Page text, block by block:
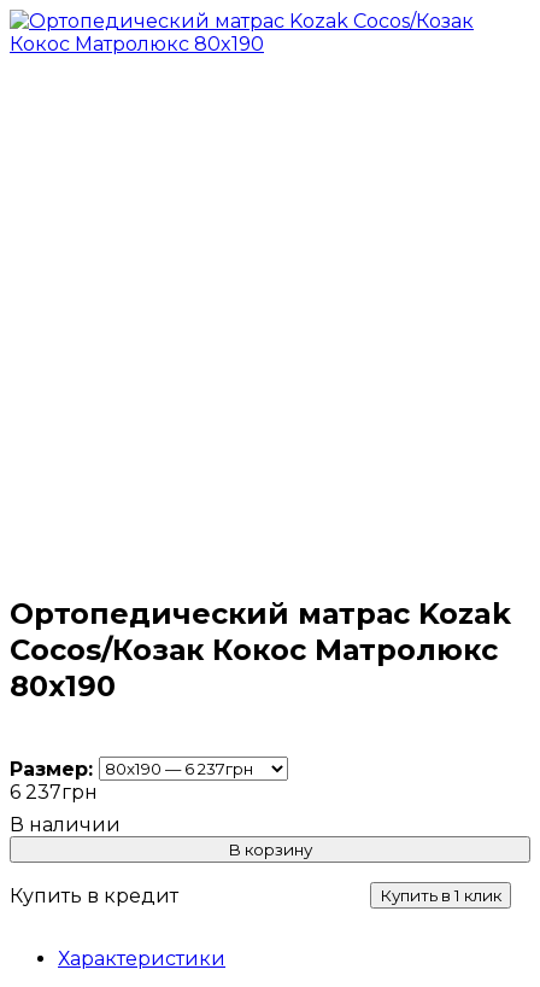
Ортопедический матрас Kozak
Coсos/Козак Кокос Матролюкс
80x190
Размер:
6 237грн
В корзину
Купить в кредит Купить в 1 клик
Характеристики